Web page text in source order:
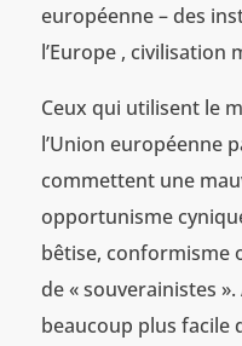
européenne – des
l’Europe , civilisation
Ceux qui utilisent le
l’Union européenne
commettent une
opportunisme
bêtise, conformisme
de « souverainistes
beaucoup plus facile